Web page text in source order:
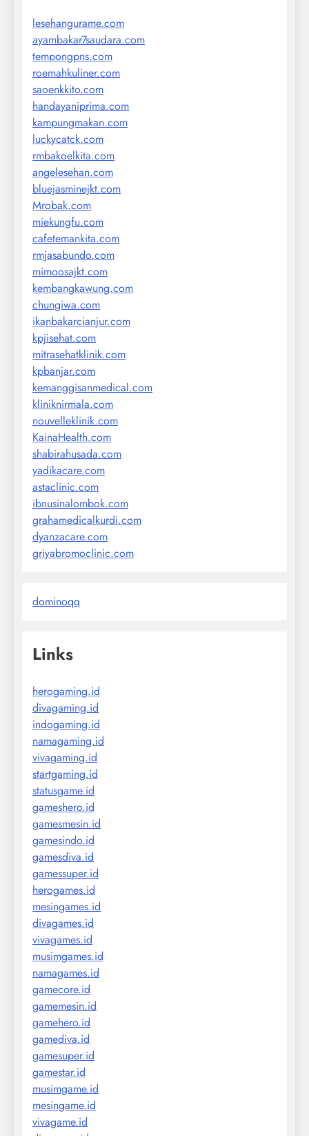
lesehangurame.com
ayambakar7saudara.com
tempongpns.com
roemahkuliner.com
saoenkkito.com
handayaniprima.com
kampungmakan.com
luckycatck.com
rmbakoelkita.com
angelesehan.com
bluejasminejkt.com
Mrobak.com
miekungfu.com
cafetemankita.com
rmjasabundo.com
mimoosajkt.com
kembangkawung.com
chungiwa.com
ikanbakarcianjur.com
kpjisehat.com
mitrasehatklinik.com
kpbanjar.com
kemanggisanmedical.com
kliniknirmala.com
nouvelleklinik.com
KainaHealth.com
shabirahusada.com
yadikacare.com
astaclinic.com
ibnusinalombok.com
grahamedicalkurdi.com
dyanzacare.com
griyabromoclinic.com
dominoqq
Links
herogaming.id
divagaming.id
indogaming.id
namagaming.id
vivagaming.id
startgaming.id
statusgame.id
gameshero.id
gamesmesin.id
gamesindo.id
gamesdiva.id
gamessuper.id
herogames.id
mesingames.id
divagames.id
vivagames.id
musimgames.id
namagames.id
gamecore.id
gamemesin.id
gamehero.id
gamediva.id
gamesuper.id
gamestar.id
musimgame.id
mesingame.id
vivagame.id